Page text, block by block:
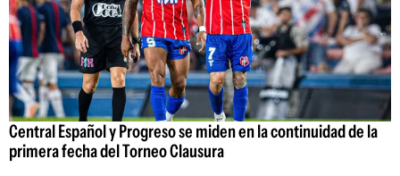
Central Español y Progreso se miden en la continuidad de la
primera fecha del Torneo Clausura